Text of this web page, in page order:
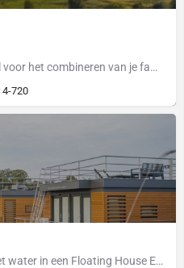
Vakantiepark IJsselhof is ideaal voor het combineren van je familievakantie met vissen! Gelegen midden in het…
4-720
Beleef een unieke ervaring óp het water in een Floating House Een onvergetelijke vakantie aan het water,…